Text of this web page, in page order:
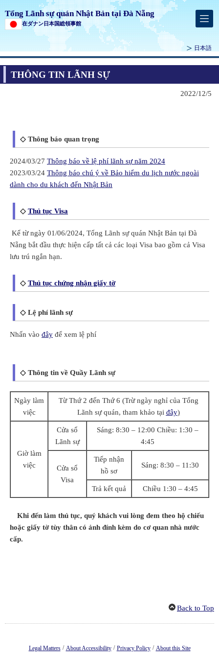
Tổng Lãnh sự quán Nhật Bản tại Đà Nẵng
在ダナン日本国総領事館
日本語
THÔNG TIN LÃNH SỰ
2022/12/5
◇ Thông báo quan trọng
2024/03/27 Thông báo về lệ phí lãnh sự năm 2024
2023/03/24 Thông báo chú ý về Bảo hiểm du lịch nước ngoài
dành cho du khách đến Nhật Bản
◇ Thủ tục Visa
Kể từ ngày 01/06/2024, Tổng Lãnh sự quán Nhật Bản tại Đà
Nẵng bắt đầu thực hiện cấp tất cả các loại Visa bao gồm cả Visa
lưu trú ngắn hạn.
◇ Thủ tục chứng nhận giấy tờ
◇ Lệ phí lãnh sự
Nhấn vào đây để xem lệ phí
◇ Thông tin về Quầy Lãnh sự
Ngày làm
việc
Từ Thứ 2 đến Thứ 6 (Trừ ngày nghỉ của Tổng
Lãnh sự quán, tham khảo tại đây)
Giờ làm
việc
Cửa sổ
Lãnh sự
Sáng: 8:30 – 12:00 Chiều: 1:30 –
4:45
Cửa sổ
Visa
Tiếp nhận
hồ sơ
Sáng: 8:30 – 11:30
Trả kết quả Chiều 1:30 – 4:45
Khi đến làm thủ tục, quý khách vui lòng đem theo hộ chiếu
hoặc giấy tờtùy thân có ảnh đính kèm do cơquan nhà nước
cấp.
Back to Top
Legal Matters / About Accessibility / Privacy Policy / About this Site